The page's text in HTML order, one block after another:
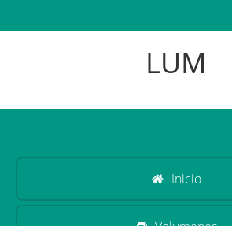
LUM
Inicio